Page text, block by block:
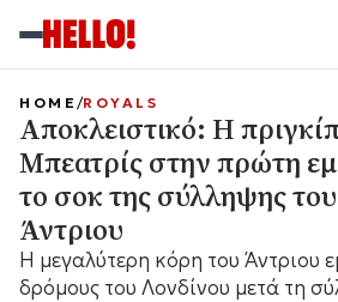
HOME ROYALS
Αποκλειστικό: Η
Μπεατρίς στην πρώτη
το σοκ της σύλληψης
Άντριου
Η μεγαλύτερη κόρη του Άντριου
δρόμους του Λονδίνου μετά τη